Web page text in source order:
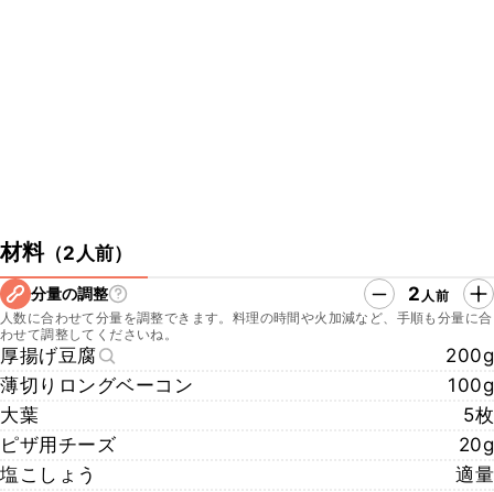
材料（2人前）
分量の調整 2 人前
人数に合わせて分量を調整できます。料理の時間や火加減など、手順も分量に合
わせて調整してくださいね。
厚揚げ豆腐
200g
薄切りロングベーコン
100g
大葉
5枚
ピザ用チーズ
20g
塩こしょう
適量